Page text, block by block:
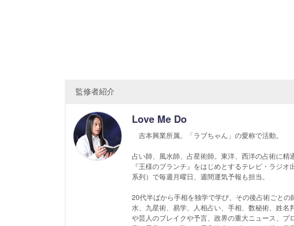
監修者紹介
Love Me Do
吉本興業所属。「ラブちゃん」の愛称で活動。
占い師、風水師、占星術師。東洋、西洋の占術に精
『王様のブランチ』をはじめとするテレビ・ラジ
系列）で毎週月曜日、週間運気予報も担当。
20代半ばから手相を独学で学び、その後占術ごと
水、九星術、易学、人相占い、手相、数秘術、姓名
や芸人のブレイクや予言、政界の重大ニュース、プ